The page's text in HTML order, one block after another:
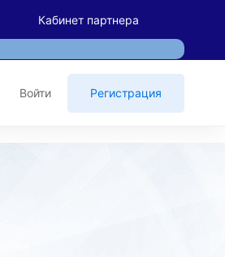
Кабинет партнера
Войти Регистрация